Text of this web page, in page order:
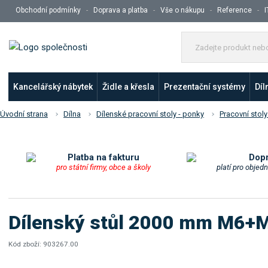
Obchodní podmínky Doprava a platba Vše o nákupu Reference
Kancelářský nábytek Židle a křesla Prezentační systémy
Úvodní strana Dílna Dílenské pracovní stoly - ponky Pracovní
Platba na fakturu
pro státní firmy, obce a školy platí pro
Dílenský stůl 2000 mm
Kód zboží: 903267.00